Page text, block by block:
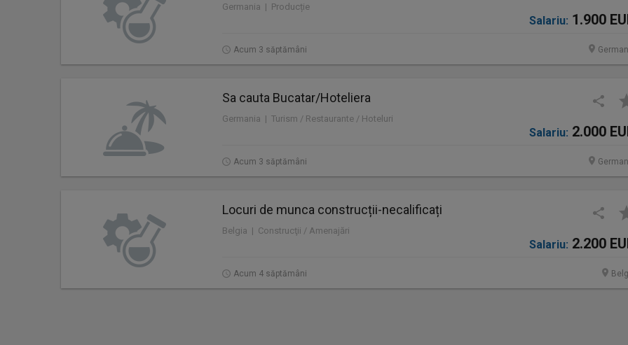
Germania | Producție
Salariu: 1.900
Acum 3 săptămâni
Sa cauta Bucatar/Hoteliera
Germania | Turism / Restaurante / Hoteluri
Salariu: 2.000
Acum 3 săptămâni
Locuri de munca construcții-necalificați
Belgia | Construcţii / Amenajări
Salariu: 2.200
Acum 4 săptămâni